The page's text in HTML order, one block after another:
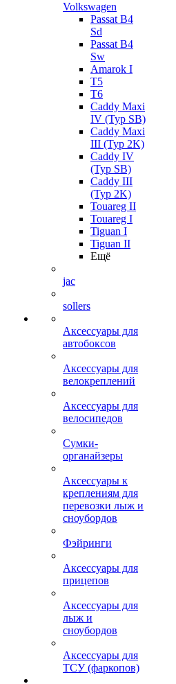
Volkswagen
Passat B4
Sd
Passat B4
Sw
Amarok I
T5
T6
Caddy Maxi
IV (Typ SB)
Caddy Maxi
III (Typ 2K)
Caddy IV
(Typ SB)
Caddy III
(Typ 2K)
Touareg II
Touareg I
Tiguan I
Tiguan II
Ещё
jac
sollers
Аксессуары для
автобоксов
Аксессуары для
велокреплений
Аксессуары для
велосипедов
Сумки-
органайзеры
Аксессуары к
креплениям для
перевозки лыж и
сноубордов
Фэйринги
Аксессуары для
прицепов
Аксессуары для
лыж и
сноубордов
Аксессуары для
ТСУ (фаркопов)